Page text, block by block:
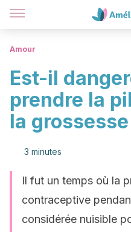
Amour
Est-il
prendre la
la grossesse
3 minutes
Il fut un temps où la
contraceptive
considérée nuisible